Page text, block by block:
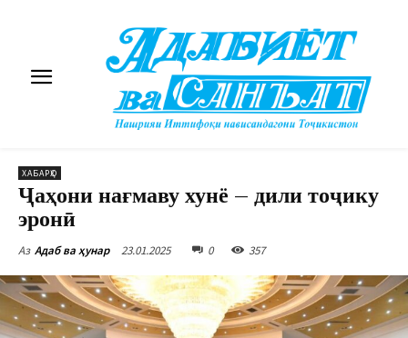
ХАБАРҲО
Ҷаҳони нағмаву хунё – дили тоҷику
эронӣ
Аз Адаб ва ҳунар 23.01.2025 0 357